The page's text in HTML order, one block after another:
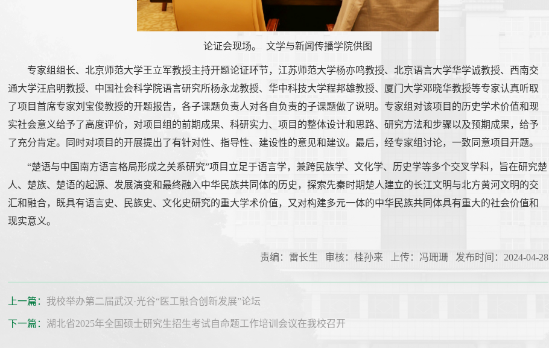
论证会现场。 文学与新闻传播学院供图
专家组组长、北京师范大学王立军教授主持开题论证环节，江苏师范大学杨亦鸣教授、北京语言大学华学诚教授、西南交
通大学汪启明教授、中国社会科学院语言研究所杨永龙教授、华中科技大学程邦雄教授、厦门大学邓晓华教授等专家认真听取
了项目首席专家刘宝俊教授的开题报告，各子课题负责人对各自负责的子课题做了说明。专家组对该项目的历史学术价值和现
实社会意义给予了高度评价，对项目组的前期成果、科研实力、项目的整体设计和思路、研究方法和步骤以及预期成果，给予
了充分肯定。同时对项目的开展提出了有针对性、指导性、建设性的意见和建议。最后，经专家组讨论，一致同意项目开题。
“楚语与中国南方语言格局形成之关系研究”项目立足于语言学，兼跨民族学、文化学、历史学等多个交叉学科，旨在研究楚
人、楚族、楚语的起源、发展演变和最终融入中华民族共同体的历史，探索先秦时期楚人建立的长江文明与北方黄河文明的交
汇和融合，既具有语言史、民族史、文化史研究的重大学术价值，又对构建多元一体的中华民族共同体具有重大的社会价值和
现实意义。
责编：雷长生 审核：桂孙来 上传：冯珊珊 发布时间：2024-04-28
上一篇： 我校举办第二届武汉·光谷“医工融合创新发展”论坛
下一篇： 湖北省2025年全国硕士研究生招生考试自命题工作培训会议在我校召开